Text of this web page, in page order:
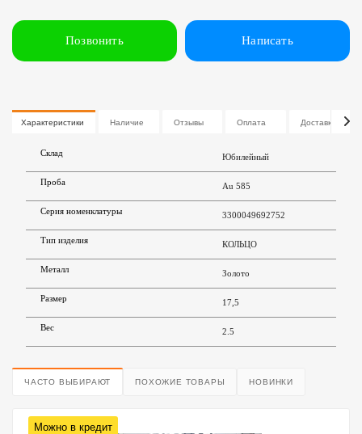
Позвонить Написать
Характеристики Наличие Отзывы Оплата Доставка
Склад Юбилейный
Проба Au 585
Серия номенклатуры 3300049692752
Тип изделия КОЛЬЦО
Металл Золото
Размер 17,5
Вес 2.5
ЧАСТО ВЫБИРАЮТ ПОХОЖИЕ ТОВАРЫ НОВИНКИ
Можно в кредит